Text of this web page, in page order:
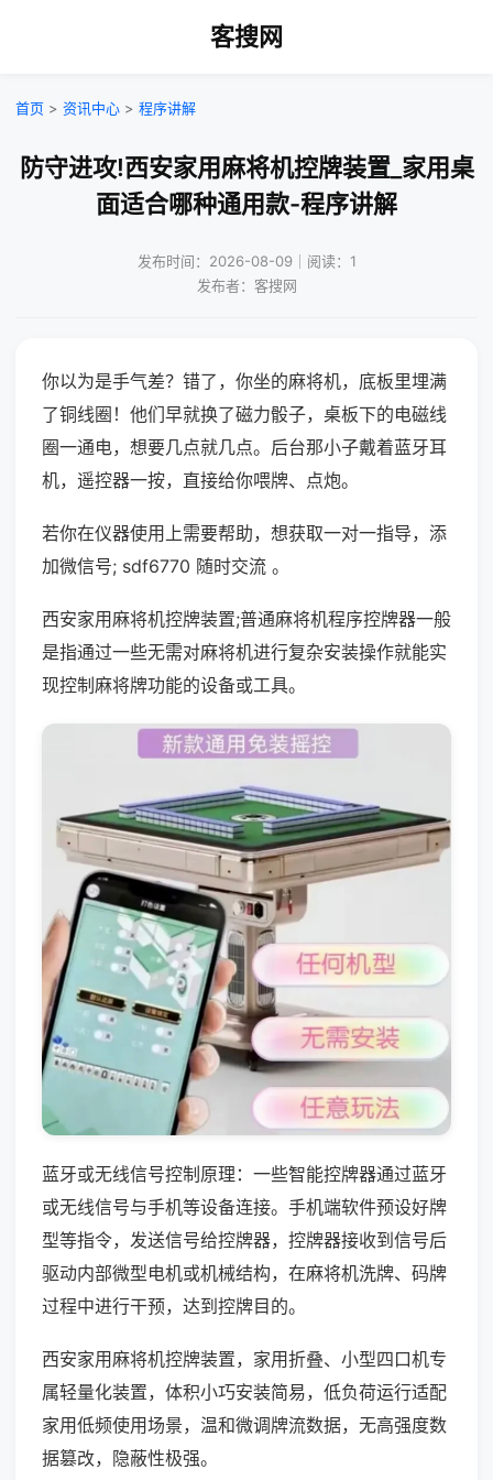
客搜网
首页 > 资讯中心 > 程序讲解
防守进攻!西安家用麻将机控牌装置_家用桌
面适合哪种通用款-程序讲解
发布时间：2026-08-09｜阅读：1
发布者：客搜网
你以为是手气差？错了，你坐的麻将机，底板里埋满
了铜线圈！他们早就换了磁力骰子，桌板下的电磁线
圈一通电，想要几点就几点。后台那小子戴着蓝牙耳
机，遥控器一按，直接给你喂牌、点炮。
若你在仪器使用上需要帮助，想获取一对一指导，添
加微信号; sdf6770 随时交流 。
西安家用麻将机控牌装置;普通麻将机程序控牌器一般
是指通过一些无需对麻将机进行复杂安装操作就能实
现控制麻将牌功能的设备或工具。
蓝牙或无线信号控制原理：一些智能控牌器通过蓝牙
或无线信号与手机等设备连接。手机端软件预设好牌
型等指令，发送信号给控牌器，控牌器接收到信号后
驱动内部微型电机或机械结构，在麻将机洗牌、码牌
过程中进行干预，达到控牌目的。
西安家用麻将机控牌装置，家用折叠、小型四口机专
属轻量化装置，体积小巧安装简易，低负荷运行适配
家用低频使用场景，温和微调牌流数据，无高强度数
据篡改，隐蔽性极强。